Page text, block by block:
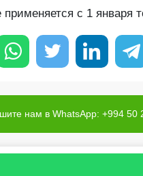
с 1 января
нам в WhatsApp: +994 50